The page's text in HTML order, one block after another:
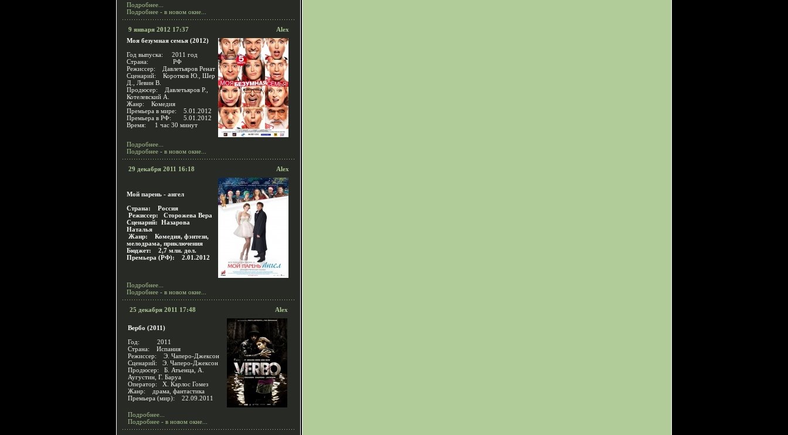
Подробнее...
Подробнее - в новом окне...
9 января 2012 17:37
Alex
Моя безумная семья (2012)
Год выпуска: 2011 год
Страна: РФ
Режиссер: Давлетьяров Ренат
Сценарий: Коротков Ю., Шер
Д., Левин В.
Продюсер: Давлетьяров Р.,
Котелевский А.
Жанр: Комедия
Премьера в мире: 5.01.2012
Премьера в РФ: 5.01.2012
Время: 1 час 30 минут
Подробнее...
Подробнее - в новом окне...
29 декабря 2011 16:18 Alex
Мой парень - ангел
Cтрана: Россия
Режиссер: Сторожева Вера
Сценарий: Назарова
Наталья
Жанр: Комедия, фэнтези,
мелодрама, приключения
Бюджет: 2,7 млн. дол.
Премьера (РФ): 2.01.2012
Подробнее...
Подробнее - в новом окне...
25 декабря 2011 17:48 Alex
Вербо (2011)
Год: 2011
Страна: Испания
Режиссер: Э. Чаперо-Джексон
Сценарий: Э. Чаперо-Джексон
Продюсер: Б. Атьенца, А.
Аугустин, Г. Баруа
Оператор: Х. Карлос Гомез
Жанр: драма, фантастика
Премьера (мир): 22.09.2011
Подробнее...
Подробнее - в новом окне...